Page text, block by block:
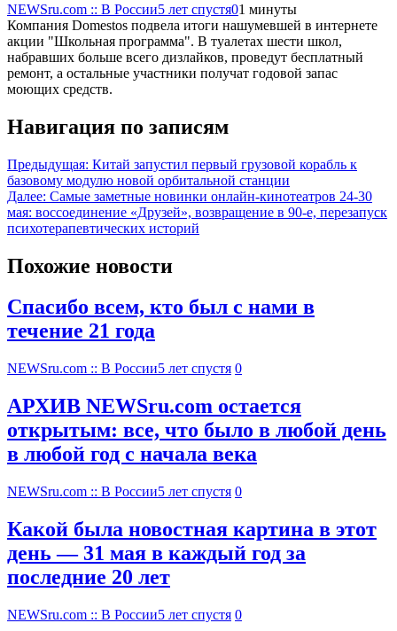
NEWSru.com :: В России5 лет спустя01 минуты
Компания Domestos подвела итоги нашумевшей в интернете
акции "Школьная программа". В туалетах шести школ,
набравших больше всего дизлайков, проведут бесплатный
ремонт, а остальные участники получат годовой запас
моющих средств.
Навигация по записям
Предыдущая: Китай запустил первый грузовой корабль к
базовому модулю новой орбитальной станции
Далее: Самые заметные новинки онлайн-кинотеатров 24-30
мая: воссоединение «Друзей», возвращение в 90-е, перезапуск
психотерапевтических историй
Похожие новости
Спасибо всем, кто был с нами в
течение 21 года
NEWSru.com :: В России5 лет спустя 0
АРХИВ NEWSru.com остается
открытым: все, что было в любой день
в любой год с начала века
NEWSru.com :: В России5 лет спустя 0
Какой была новостная картина в этот
день — 31 мая в каждый год за
последние 20 лет
NEWSru.com :: В России5 лет спустя 0